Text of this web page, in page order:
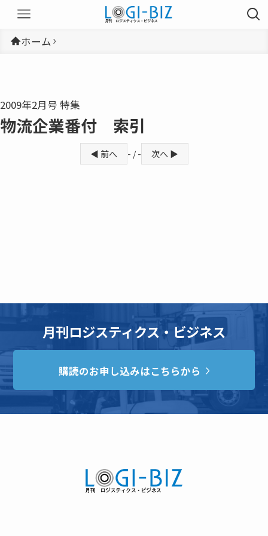
ホーム
2009年2月号 特集
物流企業番付 索引
◀ 前へ - / - 次へ ▶
月刊ロジスティクス・ビジネス
購読のお申し込みはこちらから